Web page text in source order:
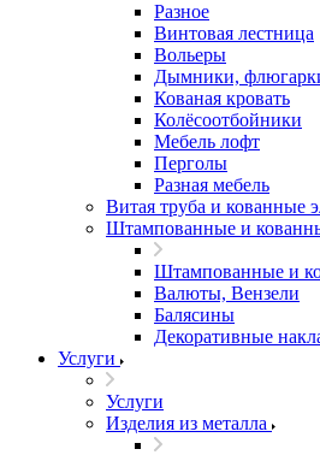
Разное
Винтовая лестница
Вольеры
Дымники,
Кованая кровать
Колёсоотбойники
Мебель лофт
Перголы
Разная мебель
Витая труба и кованные
Штампованные и
Штампованные и
Валюты, Вензели
Балясины
Декоративные
Услуги
Услуги
Изделия из металла